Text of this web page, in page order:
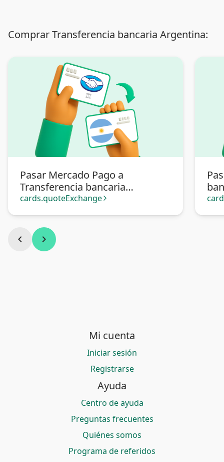
Comprar Transferencia bancaria Argentina:
Pasar Mercado Pago a
Transferencia bancaria
Argentina
cards.quoteExchange arrow_forward_ios
chevron_left chevron_right
Mi cuenta
Iniciar sesión
Registrarse
Ayuda
Centro de ayuda
Preguntas frecuentes
Quiénes somos
Programa de referidos